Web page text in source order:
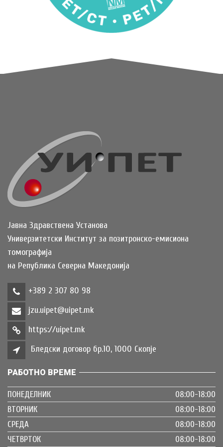
Јавна Здравствена Установа
Универзитетски Институт за позитронско-емисиона
томографија
на Република Северна Македонија
+389 2 307 80 98
jzu.uipet@uipet.mk
https://uipet.mk
Бледски договор бр.10, 1000 Скопје
РАБОТНО ВРЕМЕ
ПОНЕДЕЛНИК
08:00-18:00
ВТОРНИК
08:00-18:00
СРЕДА
08:00-18:00
ЧЕТВРТОК
08:00-18:00